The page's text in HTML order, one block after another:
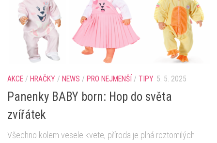
AKCE / HRAČKY / NEWS / PRO NEJMENŠÍ / TIPY 5. 5. 2025
Panenky BABY born: Hop do světa
zvířátek
Všechno kolem vesele kvete, příroda je plná roztomilých